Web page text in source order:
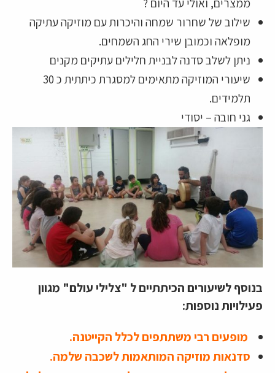
שילוב של שחרור שמחה והיכרות עם מוזיקה עתיקה
מופלאה וכמובן שירי החג השמחים.
ניתן לשלב סדנה לבניית חלילים עתיקים מקנים
שיעורי המוזיקה מתאימים למסגרת כיתתית כ 30
תלמידים.
גני חובה – יסודי
בנוסף לשיעורים הכיתתיים ל "צלילי עולם" מגוון
פעילויות נוספות:
מופעים רבי משתתפים לכלל הקייטנה.
סדנאות מוזיקה המותאמות לשכבה שלמה.